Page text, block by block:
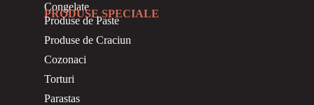
Congelate
PRODUSE SPECIALE
Produse de Paste
Produse de Craciun
Cozonaci
Torturi
Parastas